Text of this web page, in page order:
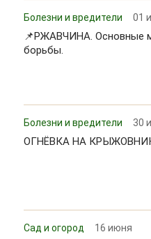
Болезни и вредители 01
📌РЖАВЧИНА. Основные
борьбы.
Болезни и вредители 30
ОГНЁВКА НА
Сад и огород 16 июня